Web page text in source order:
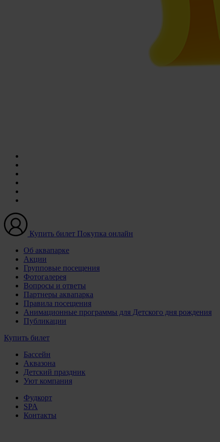
Купить билет Покупка онлайн
Об аквапарке
Акции
Групповые посещения
Фотогалерея
Вопросы и ответы
Партнеры аквапарка
Правила посещения
Анимационные программы для Детского дня рождения
Публикации
Купить билет
Бассейн
Аквазона
Детский праздник
Уют компания
Фудкорт
SPA
Контакты